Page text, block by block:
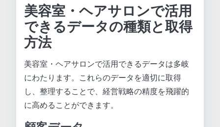
美容室・ヘアサロンで活用
できるデータの種類と取得
方法
美容室・ヘアサロンで活用できるデータは多岐
にわたります。これらのデータを適切に取得
し、整理することで、経営戦略の精度を飛躍的
に高めることができます。